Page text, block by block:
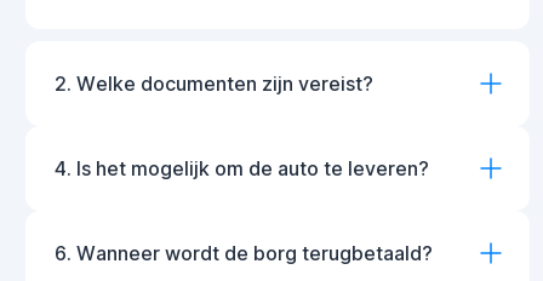
2. Welke documenten zijn vereist?
4. Is het mogelijk om de auto te leveren?
6. Wanneer wordt de borg terugbetaald?